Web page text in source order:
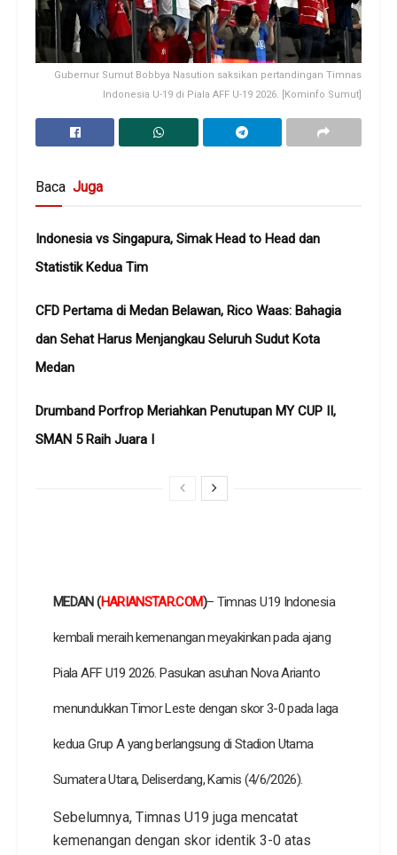
Gubernur Sumut Bobbya Nasution saksikan pertandingan Timnas
Indonesia U-19 di Piala AFF U-19 2026. [Kominfo Sumut]
Baca Juga
Indonesia vs Singapura, Simak Head to Head dan
Statistik Kedua Tim
CFD Pertama di Medan Belawan, Rico Waas: Bahagia
dan Sehat Harus Menjangkau Seluruh Sudut Kota
Medan
Drumband Porfrop Meriahkan Penutupan MY CUP II,
SMAN 5 Raih Juara I
MEDAN (HARIANSTAR.COM)– Timnas U19 Indonesia
kembali meraih kemenangan meyakinkan pada ajang
Piala AFF U19 2026. Pasukan asuhan Nova Arianto
menundukkan Timor Leste dengan skor 3-0 pada laga
kedua Grup A yang berlangsung di Stadion Utama
Sumatera Utara, Deliserdang, Kamis (4/6/2026).
Sebelumnya, Timnas U19 juga mencatat
kemenangan dengan skor identik 3-0 atas